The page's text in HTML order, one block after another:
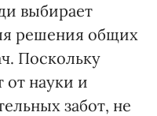
выбирает
решения общих
Поскольку
от науки и
забот, не